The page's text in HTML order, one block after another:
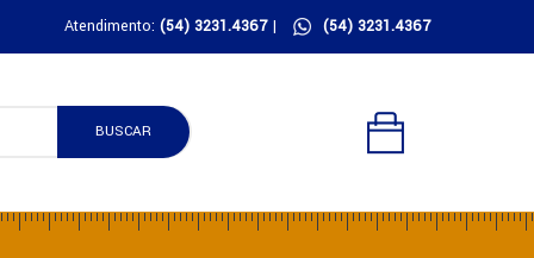
Atendimento: (54) 3231.4367| (54) 3231.4367
BUSCAR